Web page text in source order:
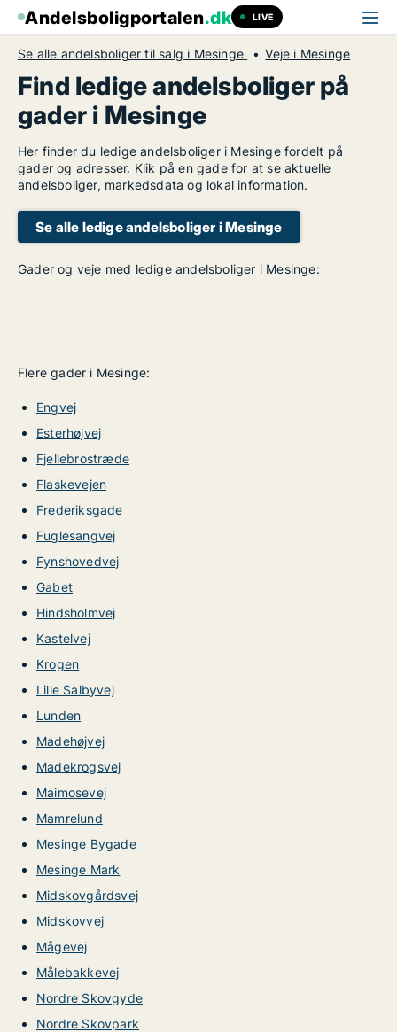
Andelsboligportalen.dk LIVE
Se alle andelsboliger til salg i Mesinge Veje i Mesinge
Find ledige andelsboliger på
gader i Mesinge
Her finder du ledige andelsboliger i Mesinge fordelt på
gader og adresser. Klik på en gade for at se aktuelle
andelsboliger, markedsdata og lokal information.
Se alle ledige andelsboliger i Mesinge
Gader og veje med ledige andelsboliger i Mesinge:
Flere gader i Mesinge:
Engvej
Esterhøjvej
Fjellebrostræde
Flaskevejen
Frederiksgade
Fuglesangvej
Fynshovedvej
Gabet
Hindsholmvej
Kastelvej
Krogen
Lille Salbyvej
Lunden
Madehøjvej
Madekrogsvej
Maimosevej
Mamrelund
Mesinge Bygade
Mesinge Mark
Midskovgårdsvej
Midskovvej
Mågevej
Målebakkevej
Nordre Skovgyde
Nordre Skovpark